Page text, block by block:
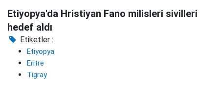
Etiyopya'da Hristiyan Fano milisleri sivilleri
hedef aldı
Etiketler :
Etiyopya
Eritre
Tigray